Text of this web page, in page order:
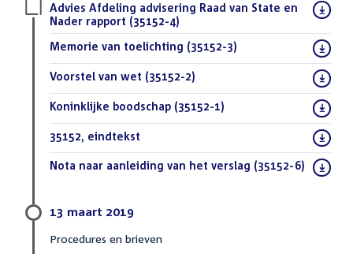
Download
bestand:
Advies Afdeling advisering Raad van State en
Nader rapport (35152-4)
Download
bestand:
Memorie van toelichting (35152-3)
Download
Voorstel van wet (35152-2)
Download
Koninklijke boodschap (35152-1)
Download
bestand:
35152, eindtekst
Download
Nota naar aanleiding van het verslag (35152-6) (PDF)
13 maart 2019
Procedures en brieven